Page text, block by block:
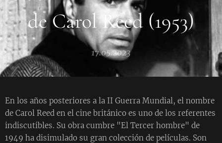
de Carol Reed (1953)
17.05.2023
En los años posteriores a la II Guerra Mundial, el nombre
de Carol Reed en el cine británico es uno de los referentes
indiscutibles. Su obra cumbre "El Tercer hombre" de
1949 ha disimulado su gran colección de películas. Son